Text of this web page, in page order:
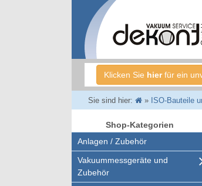
Klicken Sie hierfür ein
Sie sind hier: » ISO-Bauteile
Shop-Kategorien
Anlagen / Zubehör
Vakuummessgeräte und
Zubehör